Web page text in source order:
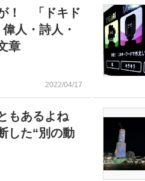
！ 「ドキド
人・詩人・
章
2022/04/17
もあるよね
した“別の動